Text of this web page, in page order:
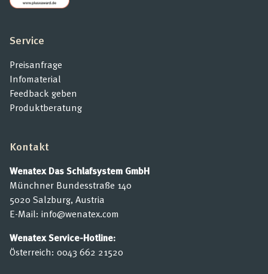
Service
Preisanfrage
Infomaterial
Feedback geben
Produktberatung
Kontakt
Wenatex Das Schlafsystem GmbH
Münchner Bundesstraße 140
5020 Salzburg, Austria
E-Mail: info@wenatex.com
Wenatex Service-Hotline:
Österreich: 0043 662 21520